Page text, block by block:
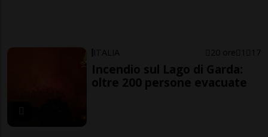
ITALIA 20 ore 1 17
Incendio sul Lago di Garda:
oltre 200 persone evacuate